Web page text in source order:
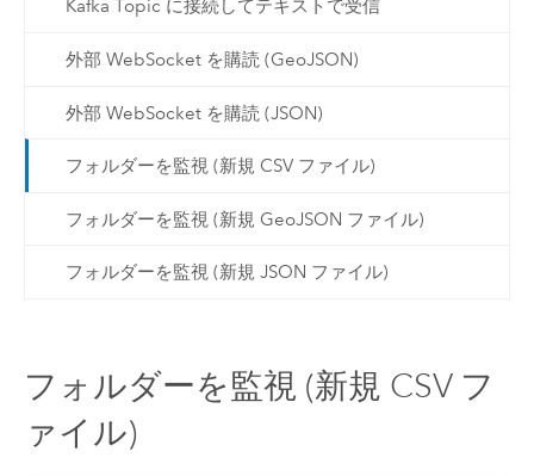
Kafka Topic に接続してテキストで受信
外部 WebSocket を購読 (GeoJSON)
外部 WebSocket を購読 (JSON)
フォルダーを監視 (新規 CSV ファイル)
フォルダーを監視 (新規 GeoJSON ファイル)
フォルダーを監視 (新規 JSON ファイル)
フォルダーを監視 (新規 CSV フ
ァイル)